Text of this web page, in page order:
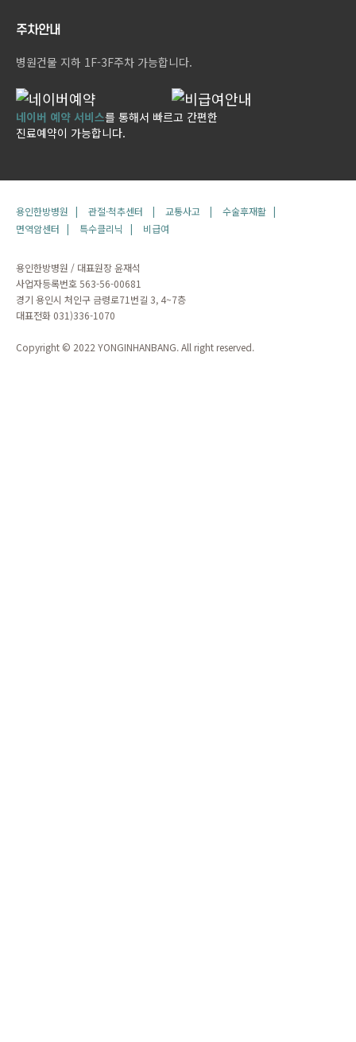
주차안내
병원건물 지하 1F-3F주차 가능합니다.
네이버 예약 서비스를 통해서 빠르고 간편한
진료예약이 가능합니다.
용인한방병원 | 관절·척추센터 | 교통사고 |
수술후재활 |
면역암센터 |
특수클리닉 | 비급여
용인한방병원 / 대표원장 윤재석
사업자등록번호 563-56-00681
경기 용인시 처인구 금령로71번길 3, 4~7층
대표전화 031)336-1070
Copyright © 2022 YONGINHANBANG. All right reserved.